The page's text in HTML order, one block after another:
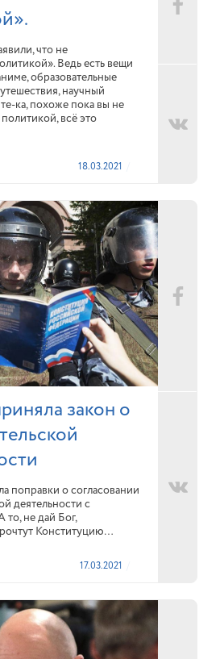
что не
Ведь есть вещи
образовательные
научный
ка, похоже пока вы не
всё это
18.03.2021
закон о
поправки о согласовании
деятельности с
то, не дай Бог,
Конституцию…
17.03.2021